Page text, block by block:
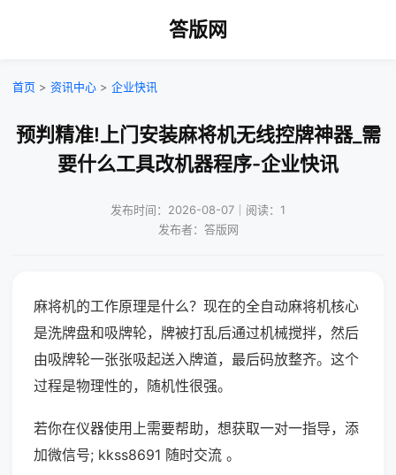
答版网
首页 > 资讯中心 > 企业快讯
预判精准!上门安装麻将机无线控牌神器_需
要什么工具改机器程序-企业快讯
发布时间：2026-08-07｜阅读：1
发布者：答版网
麻将机的工作原理是什么？现在的全自动麻将机核心
是洗牌盘和吸牌轮，牌被打乱后通过机械搅拌，然后
由吸牌轮一张张吸起送入牌道，最后码放整齐。这个
过程是物理性的，随机性很强。
若你在仪器使用上需要帮助，想获取一对一指导，添
加微信号; kkss8691 随时交流 。